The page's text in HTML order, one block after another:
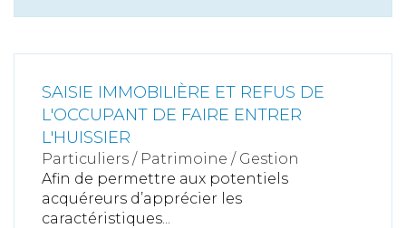
SAISIE IMMOBILIÈRE ET REFUS DE
L'OCCUPANT DE FAIRE ENTRER
L'HUISSIER
Particuliers / Patrimoine / Gestion
Afin de permettre aux potentiels
acquéreurs d’apprécier les
caractéristiques...